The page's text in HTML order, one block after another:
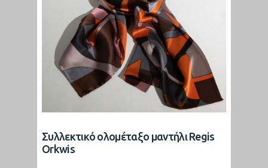
Συλλεκτικό ολομέταξο μαντήλι Regis
Orkwis